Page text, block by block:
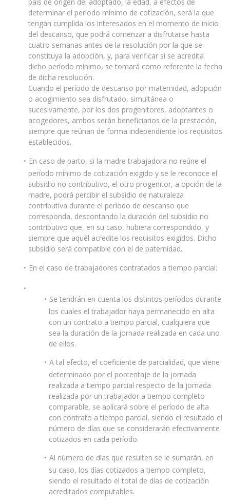
determinar el período mínimo de cotización, será la que
tengan cumplida los interesados en el momento de inicio
del descanso, que podrá comenzar a disfrutarse hasta
cuatro semanas antes de la resolución por la que se
constituya la adopción, y, para verificar si se acredita
dicho período mínimo, se tomará como referente la fecha
de dicha resolución.
Cuando el período de descanso por maternidad, adopción
o acogimiento sea disfrutado, simultánea o
sucesivamente, por los dos progenitores, adoptantes o
acogedores, ambos serán beneficiarios de la prestación,
siempre que reúnan de forma independiente los requisitos
establecidos.
En caso de parto, si la madre trabajadora no reúne el
período mínimo de cotización exigido y se le reconoce el
subsidio no contributivo, el otro progenitor, a opción de la
madre, podrá percibir el subsidio de naturaleza
contributiva durante el período de descanso que
corresponda, descontando la duración del subsidio no
contributivo que, en su caso, hubiera correspondido, y
siempre que aquél acredite los requisitos exigidos. Dicho
subsidio será compatible con el de paternidad.
En el caso de trabajadores contratados a tiempo parcial:
Se tendrán en cuenta los distintos períodos durante
los cuales el trabajador haya permanecido en alta
con un contrato a tiempo parcial, cualquiera que
sea la duración de la jornada realizada en cada uno
de ellos.
A tal efecto, el coeficiente de parcialidad, que viene
determinado por el porcentaje de la jornada
realizada a tiempo parcial respecto de la jornada
realizada por un trabajador a tiempo completo
comparable, se aplicará sobre el período de alta
con contrato a tiempo parcial, siendo el resultado el
número de días que se considerarán efectivamente
cotizados en cada período.
Al número de días que resulten se le sumarán, en
su caso, los días cotizados a tiempo completo,
siendo el resultado el total de días de cotización
acreditados computables.